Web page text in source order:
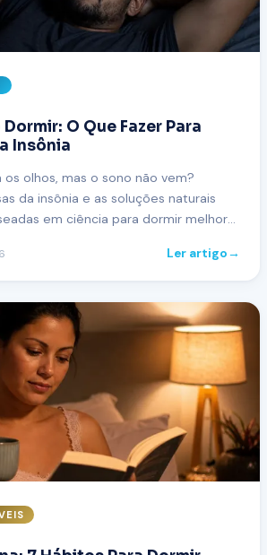
O Que Fazer Para
Insônia
olhos, mas o sono não vem?
da insônia e as soluções naturais
em ciência para dormir melhor
Ler artigo→